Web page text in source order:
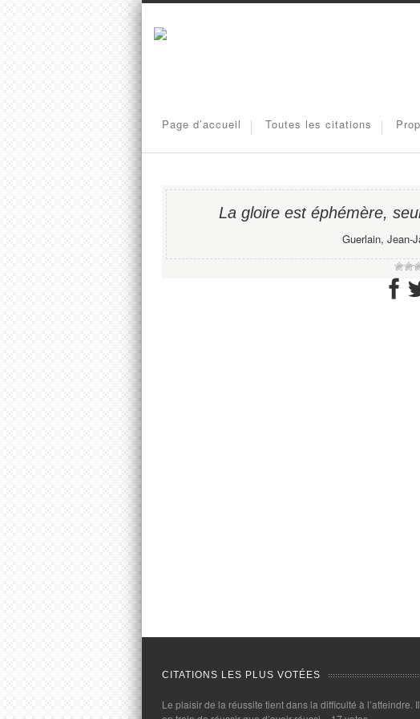
Page d’accueil Toutes les citations
La gloire est éphémère,
Guerlain, Jean-
CITATIONS LES PLUS VOTÉES
Le plaisir de la réussite tient dans la difficulté à l’atteindre.